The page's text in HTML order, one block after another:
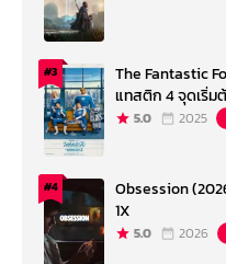
#3
The Fantastic
แทสติก 4 จุดเริ่ม
5.0 2025
#4
Obsession
1X
5.0 2026